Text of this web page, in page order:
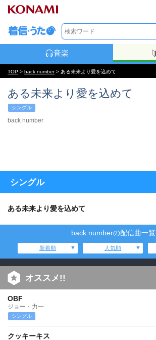
音楽
TOP > back number> ある未来より愛を込めて
ある未来より愛を込めて
シングル
back number
シングル
ある未来より愛を込めて
back numberの配信曲一覧
新着順 人気順
オススメ!!
OBF
ジョー・力一
シングル
クッキーキス